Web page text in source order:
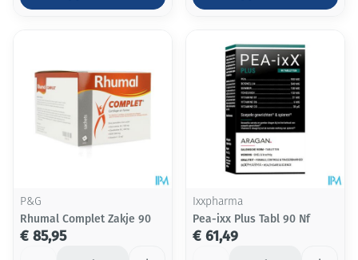
P&G
Rhumal Complet Zakje 90
€ 85,95
Ixxpharma
Pea-ixx Plus Tabl 90 Nf
€ 61,49